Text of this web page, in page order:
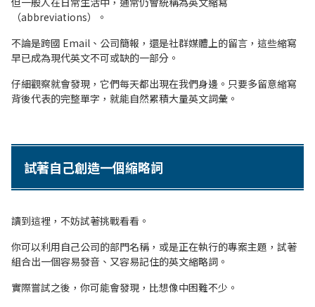
（abbreviations）。
不論是跨國 Email、公司簡報，還是社群媒體上的留言，這些縮寫
早已成為現代英文不可或缺的一部分。
仔細觀察就會發現，它們每天都出現在我們身邊。只要多留意縮寫
背後代表的完整單字，就能自然累積大量英文詞彙。
試著自己創造一個縮略詞
讀到這裡，不妨試著挑戰看看。
你可以利用自己公司的部門名稱，或是正在執行的專案主題，試著
組合出一個容易發音、又容易記住的英文縮略詞。
實際嘗試之後，你可能會發現，比想像中困難不少。